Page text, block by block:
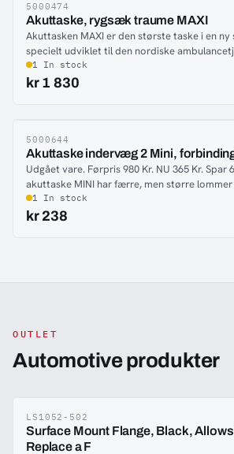
-28%
5000474
Akuttaske, rygsæk traume MAXI
Akuttasken MAXI er den største taske i en
specielt udviklet til den nordiske
samarbejde med brugerne. Tasken leveres uden indervægge og
moduler.
1 In stock
kr 1 830
-18%
5000644
Akuttaske indervæg 2 Mini,
Udgået vare. Førpris 980 Kr. NU 365 Kr. Spar
akuttaske MINI har færre, men større
bandager og medicinsk udstyr.
1 In stock
kr 238
OUTLET
Automotive produkter
-85%
LS1052-502
Surface Mount Flange, Black,
Replace a F